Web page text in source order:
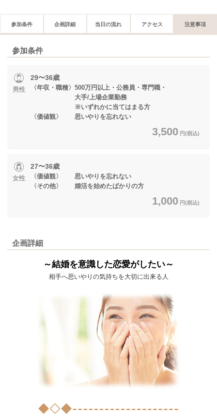
参加条件 企画詳細 当日の流れ アクセス 注意事項
参加条件
男性
29〜36歳
〈年収・職種〉500万円以上・公務員・専門職・
大手/上場企業勤務
※いずれかに当てはまる方
〈価値観〉 思いやりを忘れない
3,500 円(税込)
女性
27〜36歳
〈価値観〉 思いやりを忘れない
〈その他〉 婚活を始めたばかりの方
1,000 円(税込)
企画詳細
～結婚を意識した恋愛がしたい～
相手へ思いやりの気持ちを大切に出来る人